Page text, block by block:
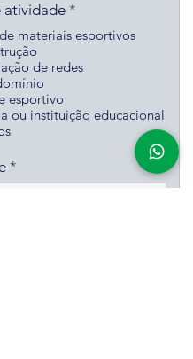
atividade *
materiais esportivos
de redes
esportivo
ou instituição educacional